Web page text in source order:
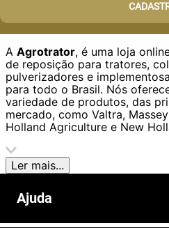
A Agrotrator, é uma loja
de reposição para tratores,
pulverizadores e
para todo o Brasil. Nós
variedade de produtos, das
mercado, como Valtra,
Holland Agriculture e New
Nosso diferencial está na qualidade
personalizado, com equipe de
Ler mais...
Ajuda